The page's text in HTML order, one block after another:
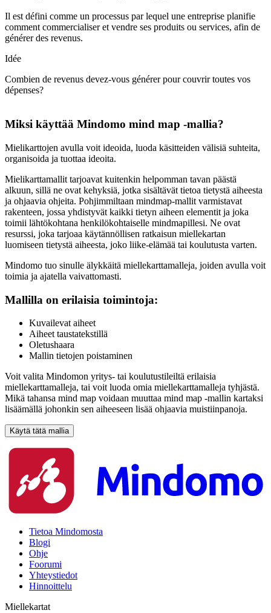
Il est défini comme un processus par lequel une entreprise planifie
comment commercialiser et vendre ses produits ou services, afin de
générer des revenus.
Idée
Combien de revenus devez-vous générer pour couvrir toutes vos
dépenses?
Miksi käyttää Mindomo mind map -mallia?
Mielikarttojen avulla voit ideoida, luoda käsitteiden välisiä suhteita,
organisoida ja tuottaa ideoita.
Mielikarttamallit tarjoavat kuitenkin helpomman tavan päästä
alkuun, sillä ne ovat kehyksiä, jotka sisältävät tietoa tietystä aiheesta
ja ohjaavia ohjeita. Pohjimmiltaan mindmap-mallit varmistavat
rakenteen, jossa yhdistyvät kaikki tietyn aiheen elementit ja joka
toimii lähtökohtana henkilökohtaiselle mindmapillesi. Ne ovat
resurssi, joka tarjoaa käytännöllisen ratkaisun miellekartan
luomiseen tietystä aiheesta, joko liike-elämää tai koulutusta varten.
Mindomo tuo sinulle älykkäitä miellekarttamalleja, joiden avulla voit
toimia ja ajatella vaivattomasti.
Mallilla on erilaisia toimintoja:
Kuvailevat aiheet
Aiheet taustatekstillä
Oletushaara
Mallin tietojen poistaminen
Voit valita Mindomon yritys- tai koulutustileiltä erilaisia
miellekarttamalleja, tai voit luoda omia miellekarttamalleja tyhjästä.
Mikä tahansa mind map voidaan muuttaa mind map -mallin kartaksi
lisäämällä johonkin sen aiheeseen lisää ohjaavia muistiinpanoja.
Käytä tätä mallia
Tietoa Mindomosta
Blogi
Ohje
Foorumi
Yhteystiedot
Hinnoittelu
Miellekartat